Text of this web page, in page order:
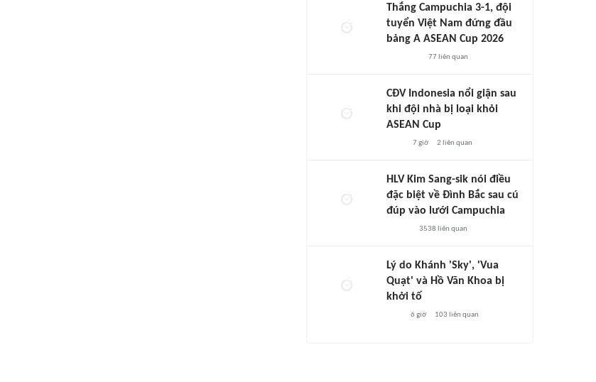
Thắng Campuchia 3-1, đội
tuyển Việt Nam đứng đầu
bảng A ASEAN Cup 2026
77liên quan
CĐV Indonesia nổi giận sau
khi đội nhà bị loại khỏi
ASEAN Cup
7 giờ 2 liên quan
HLV Kim Sang-sik nói điều
đặc biệt về Đình Bắc sau cú
đúp vào lưới Campuchia
3538 liên quan
Lý do Khánh 'Sky', 'Vua
Quạt' và Hồ Văn Khoa bị
khởi tố
6 giờ 103 liên quan